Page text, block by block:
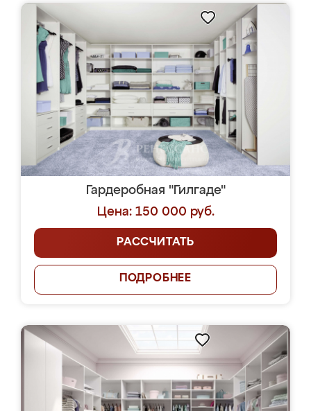
Гардеробная "Гилгаде"
Цена: 150 000 руб.
РАССЧИТАТЬ
ПОДРОБНЕЕ